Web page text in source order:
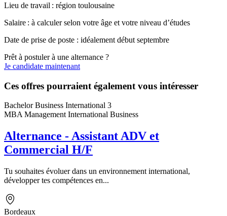
Lieu de travail : région toulousaine
Salaire : à calculer selon votre âge et votre niveau d’études
Date de prise de poste : idéalement début septembre
Prêt à postuler à une alternance ?
Je candidate maintenant
Ces offres pourraient également vous intéresser
Bachelor Business International 3
MBA Management International Business
Alternance - Assistant ADV et
Commercial H/F
Tu souhaites évoluer dans un environnement international,
développer tes compétences en...
Bordeaux